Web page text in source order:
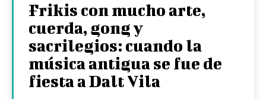
Frikis con mucho arte,
cuerda, gong y
sacrilegios: cuando la
música antigua se fue de
fiesta a Dalt Vila